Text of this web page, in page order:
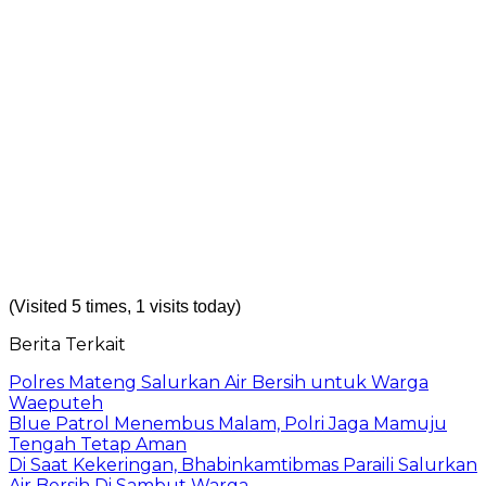
(Visited 5 times, 1 visits today)
Berita Terkait
Polres Mateng Salurkan Air Bersih untuk Warga
Waeputeh
Blue Patrol Menembus Malam, Polri Jaga Mamuju
Tengah Tetap Aman
Di Saat Kekeringan, Bhabinkamtibmas Paraili Salurkan